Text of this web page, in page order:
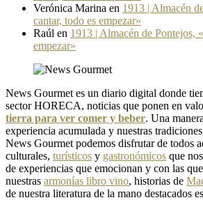
Verónica Marina en 1913 | Almacén
cantar, todo es empezar»
Raúl en 1913 | Almacén de Pontejos,
empezar»
News Gourmet es un diario digital donde
sector HORECA, noticias que ponen en
tierra para ver comer y beber. Una
experiencia acumulada y nuestras
News Gourmet podemos disfrutar de todos
culturales, turísticos y gastronómicos que
de experiencias que emocionan y con las
nuestras armonías libro vino, historias de
de nuestra literatura de la mano destacados